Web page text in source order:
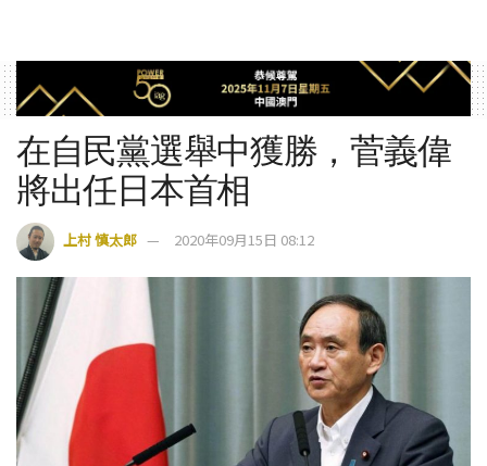
在自民黨選舉中獲勝，菅義偉
將出任日本首相
上村 慎太郎 2020年09月15日 08:12